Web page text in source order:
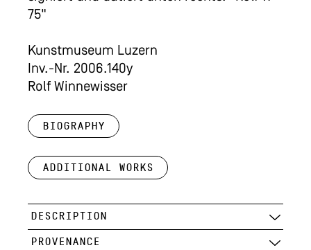
75"
Kunstmuseum Luzern
Inv.-Nr. 2006.140y
Rolf Winnewisser
Biography
Additional works
DESCRIPTION
PROVENANCE